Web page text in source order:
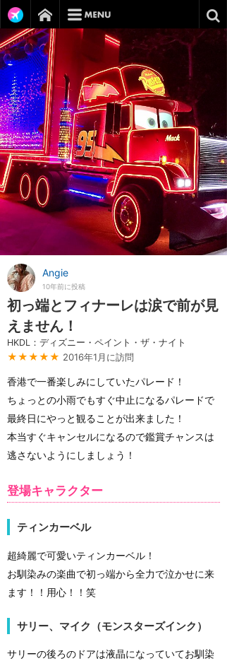
Angie
10年前に投稿
初っ端とフィナーレは涙で前が見
えません！
HKDL：ディズニー・ペイント・ザ・ナイト
★★★★★ 2016年1月に訪問
香港で一番楽しみにしていたパレード！
ちょっとの小雨でもすぐ中止になるパレードで
最終日にやっと観ることが出来ました！
本当すぐキャンセルになるので鑑賞チャンスは
逃さないようにしましょう！
登場キャラクター
ティンカーベル
超綺麗で可愛いティンカーベル！
お馴染みの楽曲で初っ端から全力で泣かせに来
ます！！用心！！笑
サリー、マイク（モンスターズインク）
サリーの後ろのドアは液晶になっていてお馴染